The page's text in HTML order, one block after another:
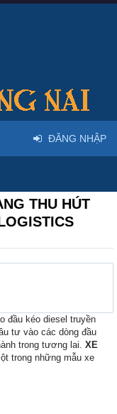
tín - Miễn phí
THU HÚT
đầu kéo diesel truyền
tư vào các dòng đầu
trong tương lai. XE
trong những mẫu xe
ĐĂNG NHẬP